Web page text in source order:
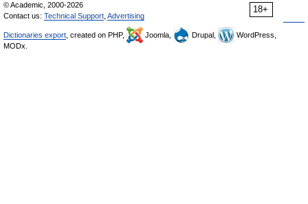
18+
© Academic, 2000-2026
Contact us: Technical Support Advertising
Dictionaries export , created on PHP, Joomla, Drupal,
WordPress,
MODx.